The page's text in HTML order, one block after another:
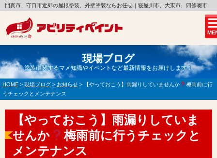
門真市、守口市近郊の屋根塗装、外壁塗装ならお任せ｜寝屋川市、大東市、四條畷市
現場ブログ
塗装に関するマメ知識やイベントなど最新情報をお届けします！
HOME > 現場ブログ > お知らせ > 【やっておこう】雨漏りしていませんか
梅雨前に行
うチェックとメンテナンス
【やっておこう】雨漏りしていま
せんか
梅雨前に行うチェックと
メンテナンス